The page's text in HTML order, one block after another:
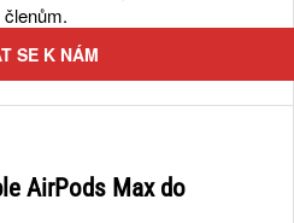
členům.
SE K NÁM
AirPods Max do